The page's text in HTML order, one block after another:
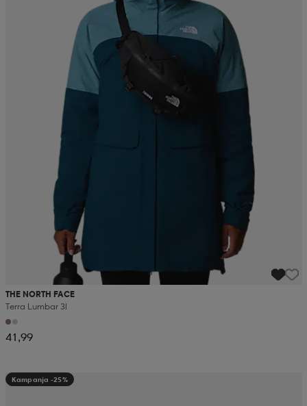
THE NORTH FACE
Terra Lumbar 3l
41,99
Kampanja -25%